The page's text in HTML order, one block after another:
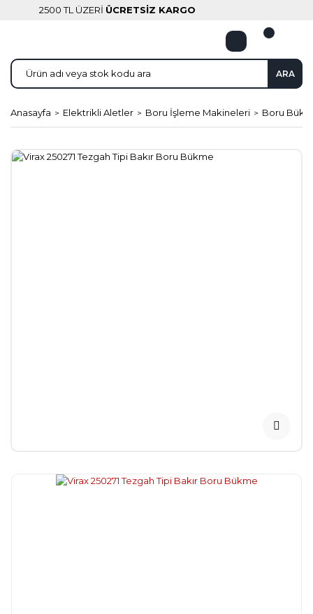
2500 TL ÜZERİ ÜCRETSİZ KARGO
ARA
Anasayfa Elektrikli Aletler Boru İşleme Makineleri Boru